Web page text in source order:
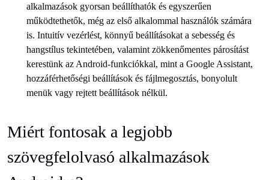
alkalmazások gyorsan beállíthatók és egyszerűen
működtethetők, még az első alkalommal használók számára
is. Intuitív vezérlést, könnyű beállításokat a sebesség és
hangstílus tekintetében, valamint zökkenőmentes párosítást
kerestünk az Android-funkciókkal, mint a Google Assistant,
hozzáférhetőségi beállítások és fájlmegosztás, bonyolult
menük vagy rejtett beállítások nélkül.
Miért fontosak a legjobb
szövegfelolvasó alkalmazások